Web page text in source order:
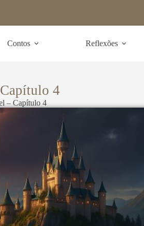
Contos Reflexões
4
– Capítulo 4